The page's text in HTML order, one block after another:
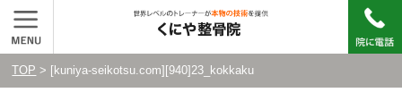
TOP > [kuniya-seikotsu.com][940]23_kokkaku